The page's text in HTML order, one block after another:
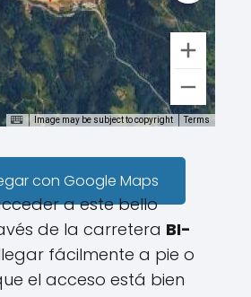
Image may be subject to copyright Terms
con Google Maps
a este bello
de la carretera BI-
fácilmente a pie o
el acceso está bien